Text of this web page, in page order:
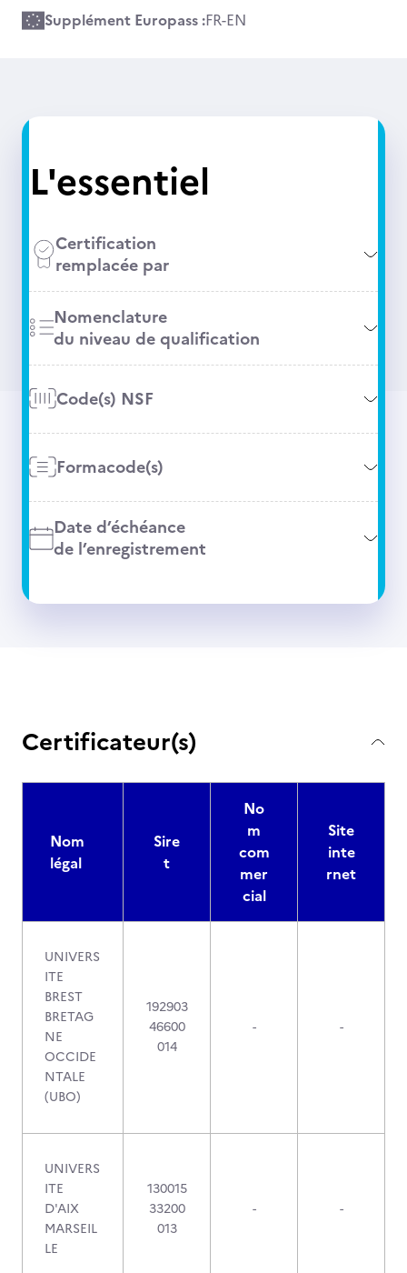
Supplément Europass :FR-EN
L'essentiel
Certification
remplacée par
Nomenclature
du niveau de qualification
Code(s) NSF
Formacode(s)
Date d’échéance
de l’enregistrement
Certificateur(s)
Nom
légal
Sire
t
No
m
com
mer
cial
Site
inte
rnet
UNIVERS
ITE
BREST
BRETAG
NE
OCCIDE
NTALE
(UBO)
192903
46600
014
- -
UNIVERS
ITE
D'AIX
MARSEIL
LE
130015
33200
013
- -